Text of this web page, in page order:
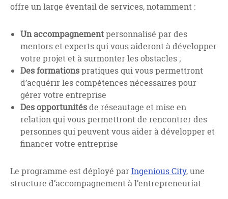
offre un large éventail de services, notamment :
Un accompagnementpersonnalisé par des
mentors et experts qui vous aideront à développer
votre projet et à surmonter les obstacles ;
Des formationspratiques qui vous permettront
d’acquérir les compétences nécessaires pour
gérer votre entreprise
Des opportunitésde réseautage et mise en
relation qui vous permettront de rencontrer des
personnes qui peuvent vous aider à développer et
financer votre entreprise
Le programme est déployé par IngeniousCity, une
structure d’accompagnement à l’entrepreneuriat.